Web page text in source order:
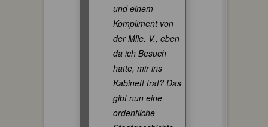
und einem
Kompliment von
der Mlle. V., eben
da ich Besuch
hatte, mir ins
Kabinett trat? Das
gibt nun eine
ordentliche